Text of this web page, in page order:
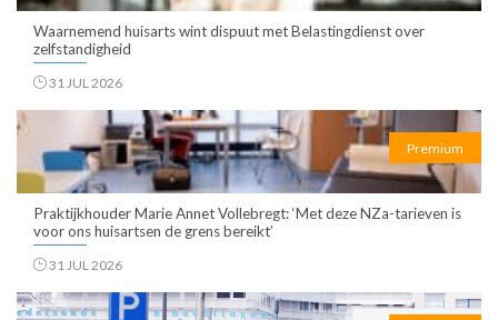
Waarnemend huisarts wint dispuut met Belastingdienst over
zelfstandigheid
31 JUL 2026
Premium
Praktijkhouder Marie Annet Vollebregt: ‘Met deze NZa-tarieven is
voor ons huisartsen de grens bereikt’
31 JUL 2026